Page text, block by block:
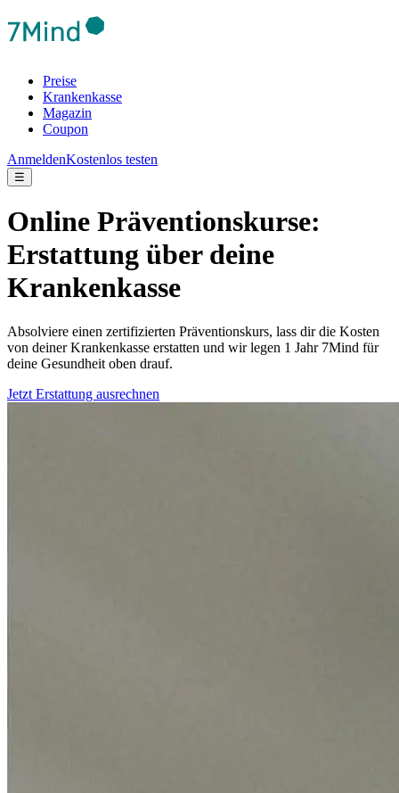
Preise
Krankenkasse
Magazin
Coupon
AnmeldenKostenlos testen
☰
Online Präventionskurse:
Erstattung über deine
Krankenkasse
Absolviere einen zertifizierten Präventionskurs, lass dir die Kosten
von deiner Krankenkasse erstatten und wir legen 1 Jahr 7Mind für
deine Gesundheit oben drauf.
Jetzt Erstattung ausrechnen